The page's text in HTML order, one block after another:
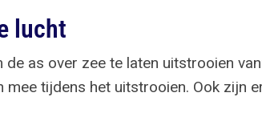
lucht
de as over zee te laten uitstrooien
mee tijdens het uitstrooien. Ook zijn